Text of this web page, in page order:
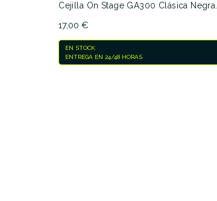
Cejilla On Stage GA300 Clásica Negra.
17,00 €
EN STOCK
ENTREGA EN 24/48 HORAS